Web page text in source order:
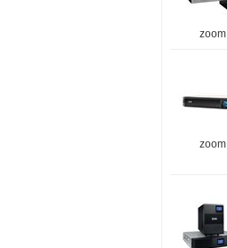
zoom
zoom